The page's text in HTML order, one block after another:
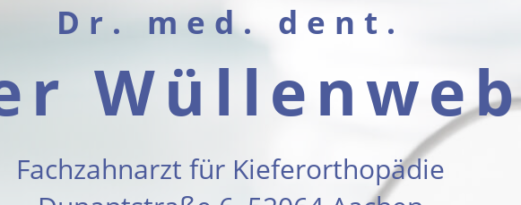
Dr. med. dent.
Fachzahnarzt für Kieferorthopädie